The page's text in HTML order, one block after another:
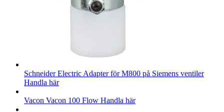
Schneider Electric Adapter för M800 på Siemens ventiler
Handla här
Vacon Vacon 100 Flow Handla här